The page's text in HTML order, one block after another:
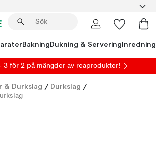
BakningDukning & ServeringInredning
3 för 2 på mängder av reaprodukter!
& Durkslag / Durkslag /